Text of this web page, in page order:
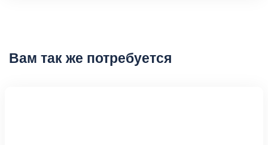
Вам так же потребуется